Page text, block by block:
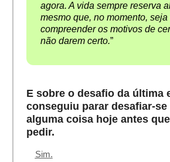
agora. A vida sempre reserva
mesmo que, no momento,
compreender os motivos de
não darem certo.”
E sobre o desafio da última
conseguiu parar desafiar-se
alguma coisa hoje antes
pedir.
Sim.